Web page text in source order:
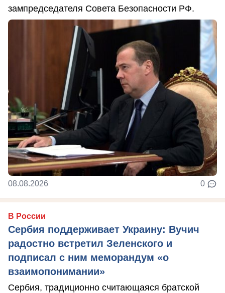
зампредседателя Совета Безопасности РФ.
08.08.2026 0
В России
Сербия поддерживает Украину: Вучич
радостно встретил Зеленского и
подписал с ним меморандум «о
взаимопонимании»
Сербия, традиционно считающаяся братской